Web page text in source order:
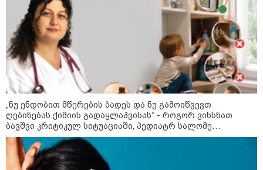
13:15 / 08-08-2026
უძველესი სენი და ეპიდემია: აშშ-ში
ერთდროულად კეთრს და ნაწლავურ
ინფექციას ებრძვიან - რა უნდა ვიცოდეთ
და რამდენად სახიფათოა
„ნუ ენდობით მწერების ბადეს და ნუ გამოიწვევთ
ღებინებას ქიმიის გადაყლაპვისას“ - როგორ ვიხსნათ
ბავშვი კრიტიკულ სიტუაციაში, პედიატრ სალომე
ახვლედიანის რჩევები